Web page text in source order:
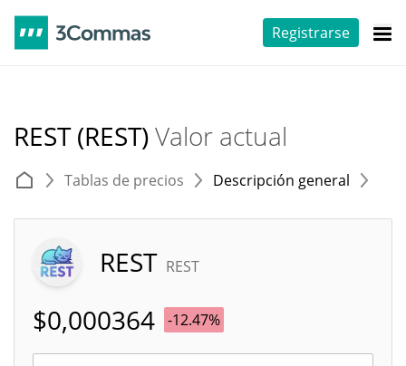
Registrarse
REST (REST)Valor actual
Tablas de precios Descripción general
REST REST
$0,000364 -12.47%